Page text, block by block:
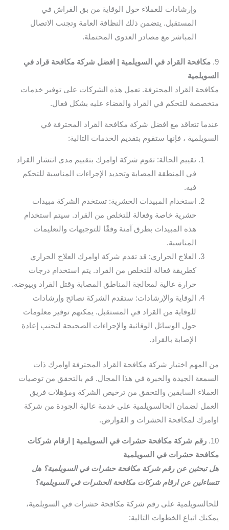
وإرشادات للعملاء حول الوقاية من بق الفراش في
المستقبل. يتضمن ذلك النظافة العامة وتجنب الاتصال
المباشر مع مصادر العدوى المحتملة.
9. مكافحة القراد في السويلمية | افضل شركة مكافحة قراد في
السويلمية
مكافحة القراد المحترفة. تعمل هذه الشركات على توفير خدمات
متخصصة للتحكم في القراد والقضاء عليه بشكل فعال.
عندما تتعاقد مع افضل شركة مكافحة القراد المحترفة في
السويلمية ، فإنها ستقوم بتقديم الخدمات التالية:
تقييم الحالة: تقوم شركة اوامرك بتقييم مدى انتشار القراد
في المنطقة المصابة وتحديد الإجراءات المناسبة للتحكم
فيه.
استخدام المبيدات الحشرية: تستخدم الشركة مبيدات
حشرية خاصة وفعالة للتخلص من القراد. سيتم استخدام
هذه المبيدات بطرق آمنة وفقًا للتوجيهات والتعليمات
المناسبة.
العلاج الحراري: قد تقدم شركة اوامرك العلاج الحراري
كطريقة فعالة للتخلص من القراد. يتم استخدام درجات
حرارة عالية لمعالجة المناطق المصابة وقتل القراد وبيوضه.
الوقاية والإرشادات: ستقدم الشركة نصائح وإرشادات
للوقاية من القراد في المستقبل. يمكنهم توفير معلومات
حول الوسائل الوقائية والإجراءات الصحيحة لتجنب إعادة
الإصابة بالقراد.
من المهم اختيار شركة مكافحة القراد المحترفة اوامرك ذات
السمعة الجيدة والخبرة في هذا المجال. قم بالتحقق من توصيات
العملاء السابقين والتحقق من ترخيص الشركة ومؤهلات فريق
العمل لضمان الحالسويلمية على خدمة عالية الجودة من شركة
اوامرك لمكافحة الحشرات و القوارض.
10. رقم شركة مكافحة حشرات في السويلمية | ارقام شركات
مكافحة حشرات في السويلمية
هل تبحثين عن رقم شركة مكافحة حشرات في السويلمية؟ هل
تتساءلين عن ارقام شركات مكافحة الحشرات في السويلمية؟
للحالسويلمية على رقم شركة مكافحة حشرات في السويلمية،
يمكنك اتباع الخطوات التالية: